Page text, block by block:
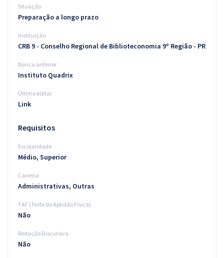
Blog
Aprovados
Atendimento
Situação
Preparação a longo prazo
Instituição
CRB 9 - Conselho Regional de Biblioteconomia 9º Região - PR
Banca anterior
Instituto Quadrix
Último edital
Link
Requisitos
Escolaridade
Médio, Superior
Carreira
Administrativas, Outras
TAF (Teste de Aptidão Física)
Não
Redação Discursiva
Não